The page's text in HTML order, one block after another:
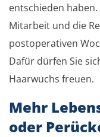
entschieden
Mitarbeit und die
postoperativen
Dafür dürfen Sie
Haarwuchs freuen.
Mehr
oder